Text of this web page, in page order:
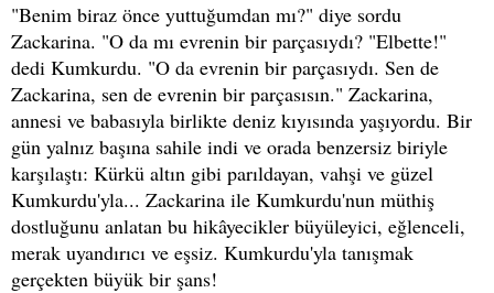
"Benim biraz önce yuttuğumdan mı?" diye sordu
Zackarina. "O da mı evrenin bir parçasıydı? "Elbette!"
dedi Kumkurdu. "O da evrenin bir parçasıydı. Sen de
Zackarina, sen de evrenin bir parçasısın." Zackarina,
annesi ve babasıyla birlikte deniz kıyısında yaşıyordu. Bir
gün yalnız başına sahile indi ve orada benzersiz biriyle
karşılaştı: Kürkü altın gibi parıldayan, vahşi ve güzel
Kumkurdu'yla... Zackarina ile Kumkurdu'nun müthiş
dostluğunu anlatan bu hikâyecikler büyüleyici, eğlenceli,
merak uyandırıcı ve eşsiz. Kumkurdu'yla tanışmak
gerçekten büyük bir şans!